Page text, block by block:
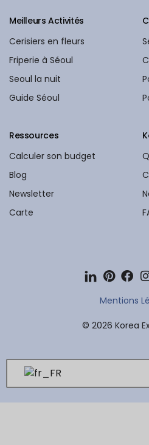
Meilleurs Activités
Cerisiers en fleurs
Friperie à Séoul
Seoul la nuit
Guide Séoul
Ressources
Calculer son budget
Blog
Newsletter
Carte
© 2026 Korea
Mentions